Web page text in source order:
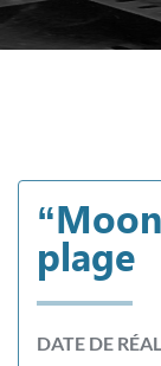
plage
DATE DE